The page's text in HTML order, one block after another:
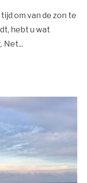
om van de zon te
hebt u wat
Net...